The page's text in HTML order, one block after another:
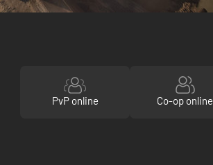
PvP online Co-op online